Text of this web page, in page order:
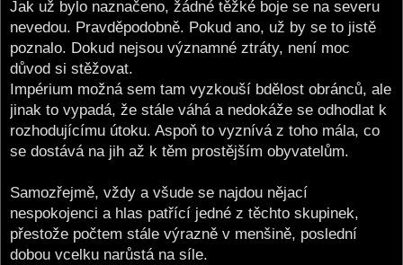
Jak už bylo naznačeno, žádné těžké boje se na severu
nevedou. Pravděpodobně. Pokud ano, už by se to jistě
poznalo. Dokud nejsou významné ztráty, není moc
důvod si stěžovat.
Impérium možná sem tam vyzkouší bdělost obránců, ale
jinak to vypadá, že stále váhá a nedokáže se odhodlat k
rozhodujícímu útoku. Aspoň to vyznívá z toho mála, co
se dostává na jih až k těm prostějším obyvatelům.
Samozřejmě, vždy a všude se najdou nějací
nespokojenci a hlas patřící jedné z těchto skupinek,
přestože počtem stále výrazně v menšině, poslední
dobou vcelku narůstá na síle.